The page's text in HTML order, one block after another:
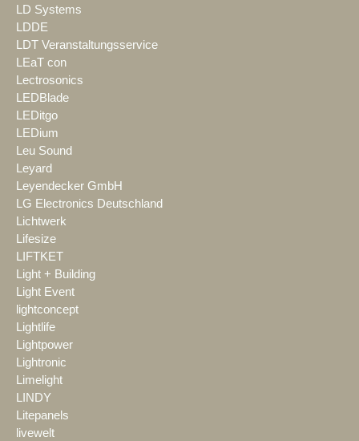
LD Systems
LDDE
LDT Veranstaltungsservice
LEaT con
Lectrosonics
LEDBlade
LEDitgo
LEDium
Leu Sound
Leyard
Leyendecker GmbH
LG Electronics Deutschland
Lichtwerk
Lifesize
LIFTKET
Light + Building
Light Event
lightconcept
Lightlife
Lightpower
Lightronic
Limelight
LINDY
Litepanels
livewelt